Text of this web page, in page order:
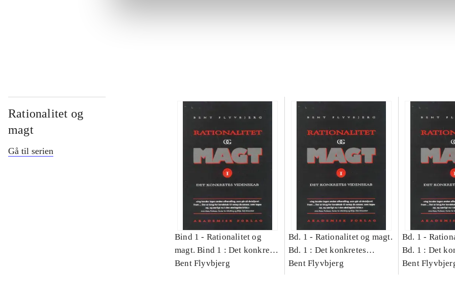
Rationalitet og
magt
Gå til serien
Bind 1 - Rationalitet og
magt. Bind 1 : Det konkretes
videnskab
Bent Flyvbjerg
Bd. 1 - Rationalitet og magt.
Bd. 1 : Det konkretes
videnskab
Bent Flyvbjerg
Bd. 1 -
Bd. 1 : Det
videnskab
Bent